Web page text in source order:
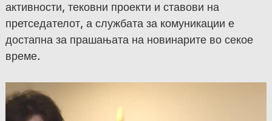
активности, тековни проекти и ставови на
претседателот, а службата за комуникации е
достапна за прашањата на новинарите во секое
време.